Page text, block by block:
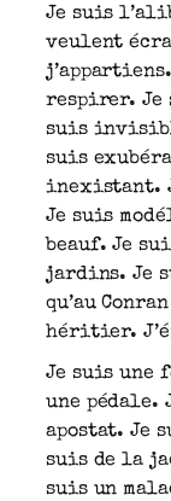
Je suis
veulent
respirer. Je
suis
suis
inexistant.
Je suis
beauf. Je
jardins. Je
qu’au
héritier.
Je suis une
une pédale.
apostat. Je
suis de la
suis un